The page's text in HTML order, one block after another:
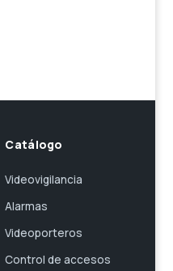
Catálogo
Videovigilancia
Alarmas
Videoporteros
Control de accesos